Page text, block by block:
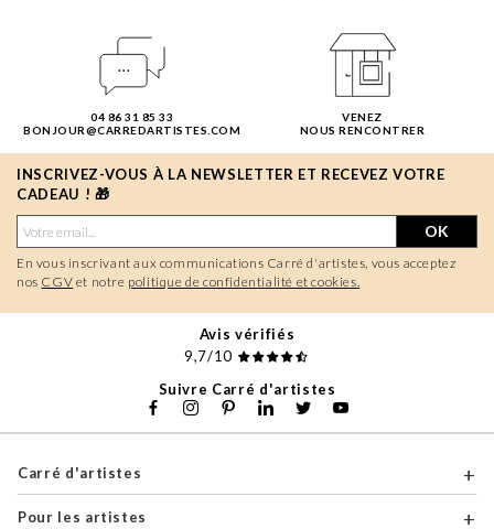
04 86 31 85 33
BONJOUR@CARREDARTISTES.COM
VENEZ
NOUS RENCONTRER
INSCRIVEZ-VOUS À LA NEWSLETTER ET RECEVEZ VOTRE
CADEAU ! 🎁
OK
En vous inscrivant aux communications Carré d'artistes, vous acceptez
nos CGV et notre politique de confidentialité et cookies.
Avis vérifiés
9,7/10
Suivre Carré d'artistes
Carré d'artistes
Pour les artistes